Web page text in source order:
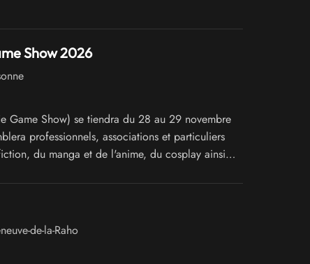
Show 2026
Game Show) se tiendra du 28 au 29 novembre
professionnels, associations et particuliers
du manga et de l'anime, du cosplay ainsi
de-la-Raho